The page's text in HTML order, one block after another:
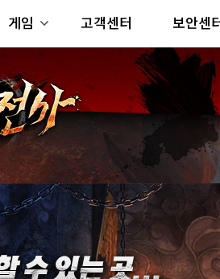
게임 고객센터 보안센